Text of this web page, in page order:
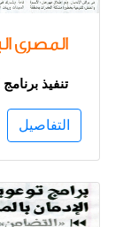
المصرى
تنفيذ
التفاصيل